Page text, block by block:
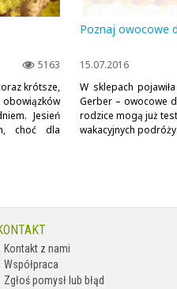
5163
krótsze,
Jesień
choć dla
Poznaj owocowe
15.07.2016
W sklepach
Gerber – owocowe
rodzice mogą już
wakacyjnych
Kontakt z nami
Współpraca
Zgłoś pomysł lub błąd